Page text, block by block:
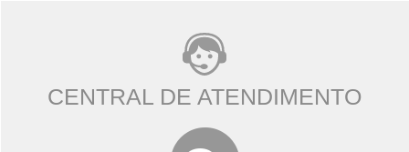
CENTRAL DE ATENDIMENTO